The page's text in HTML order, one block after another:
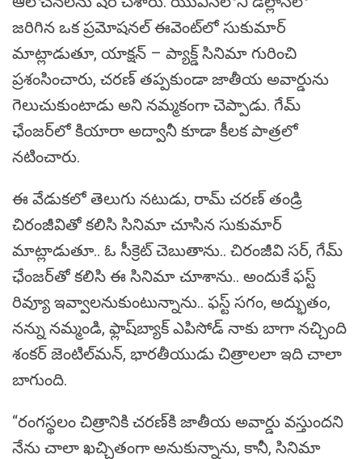
జరిగిన ఒక ప్రమోషనల్ ఈవెంట్‌లో సుకుమార్
మాట్లాడుతూ, యాక్షన్ – ప్యాక్డ్ సినిమా గురించి
ప్రశంసించారు, చరణ్ తప్పకుండా జాతీయ అవార్డును
గెలుచుకుంటాడు అని నమ్మకంగా చెప్పాడు. గేమ్
ఛేంజర్‌లో కియారా అద్వానీ కూడా కీలక పాత్రలో
నటించారు.
ఈ వేడుకలో తెలుగు నటుడు, రామ్ చరణ్ తండ్రి
చిరంజీవితో కలిసి సినిమా చూసిన సుకుమార్
మాట్లాడుతూ.. ఓ సీక్రెట్ చెబుతాను.. చిరంజీవి సర్, గేమ్
ఛేంజర్‌తో కలిసి ఈ సినిమా చూశాను.. అందుకే ఫస్ట్
రివ్యూ ఇవ్వాలనుకుంటున్నాను.. ఫస్ట్ సగం, అద్భుతం,
నన్ను నమ్మండి, ఫ్లాష్‌బ్యాక్ ఎపిసోడ్ నాకు బాగా నచ్చింది
శంకర్ జెంటిల్‌మన్, భారతీయుడు చిత్రాలలా ఇది చాలా
బాగుంది.
“రంగస్థలం చిత్రానికి చరణ్‌కి జాతీయ అవార్డు వస్తుందని
నేను చాలా ఖచ్చితంగా అనుకున్నాను, కానీ, సినిమా